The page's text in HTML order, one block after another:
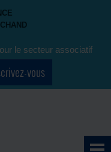
le secteur associatif
vous